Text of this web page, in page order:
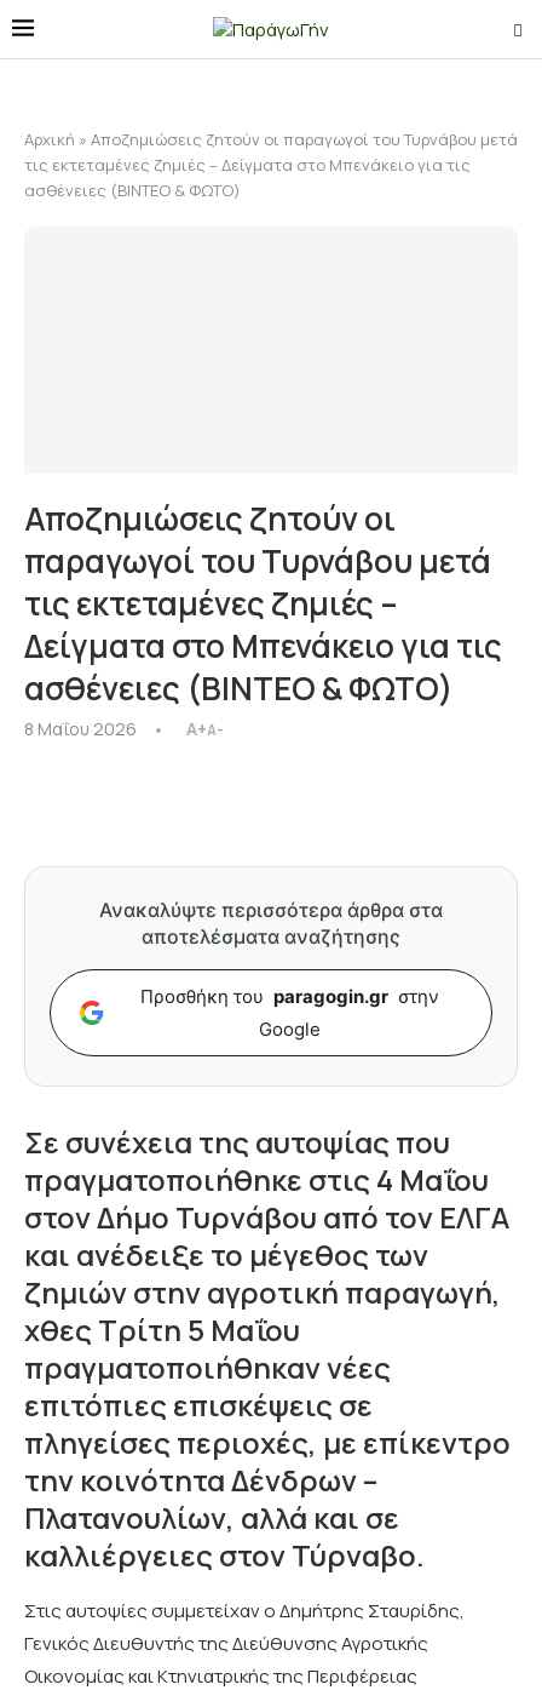
Αρχική » Αποζημιώσεις ζητούν οι παραγωγοί του Τυρνάβου μετά
τις εκτεταμένες ζημιές – Δείγματα στο Μπενάκειο για τις
ασθένειες (ΒΙΝΤΕΟ & ΦΩΤΟ)
Αποζημιώσεις ζητούν οι
παραγωγοί του Τυρνάβου μετά
τις εκτεταμένες ζημιές –
Δείγματα στο Μπενάκειο για τις
ασθένειες (ΒΙΝΤΕΟ & ΦΩΤΟ)
8 Μαΐου 2026 A+A-
Ανακαλύψτε περισσότερα άρθρα στα
αποτελέσματα αναζήτησης
Προσθήκη του paragogin.gr στην
Google
Σε συνέχεια της αυτοψίας που
πραγματοποιήθηκε στις 4 Μαΐου
στον Δήμο Τυρνάβου από τον ΕΛΓΑ
και ανέδειξε το μέγεθος των
ζημιών στην αγροτική παραγωγή,
χθες Τρίτη 5 Μαΐου
πραγματοποιήθηκαν νέες
επιτόπιες επισκέψεις σε
πληγείσες περιοχές, με επίκεντρο
την κοινότητα Δένδρων –
Πλατανουλίων, αλλά και σε
καλλιέργειες στον Τύρναβο.
Στις αυτοψίες συμμετείχαν ο Δημήτρης Σταυρίδης,
Γενικός Διευθυντής της Διεύθυνσης Αγροτικής
Οικονομίας και Κτηνιατρικής της Περιφέρειας